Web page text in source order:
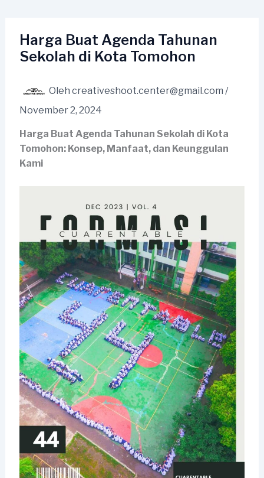
kontenHarga Buat Agenda Tahunan
Sekolah di Kota Tomohon
Oleh creativeshoot.center@gmail.com /
November 2, 2024
Harga Buat Agenda Tahunan Sekolah di Kota
Tomohon: Konsep, Manfaat, dan Keunggulan
Kami